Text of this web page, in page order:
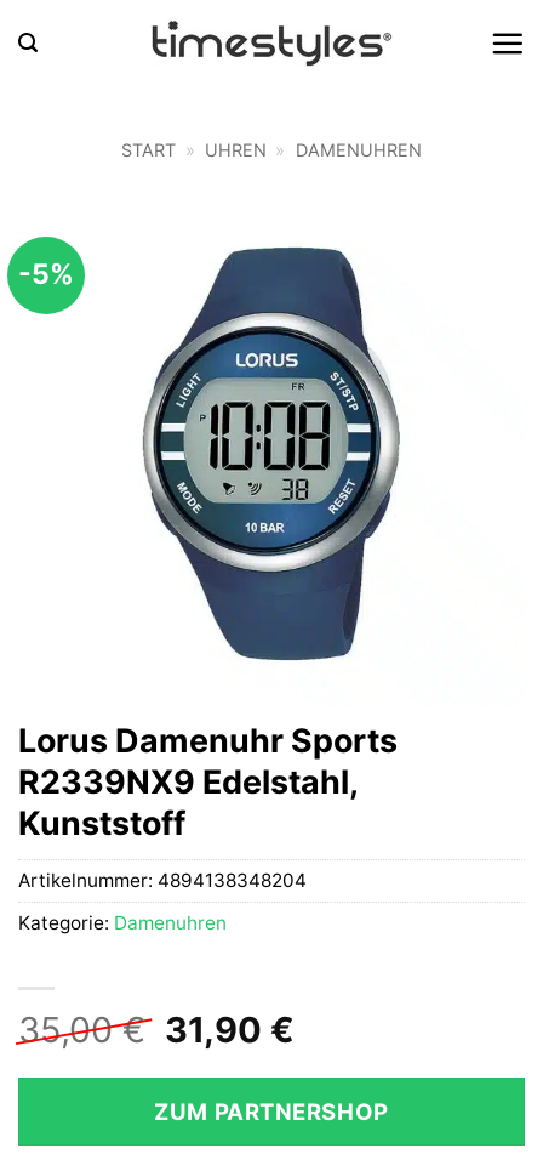
Inhalt
START » UHREN » DAMENUHREN
-5%
Lorus Damenuhr Sports
R2339NX9 Edelstahl,
Kunststoff
35,00€ Ursprünglicher
Preis
war:
35,00 €
31,90 €
ist:
31,90 €.
ZUM PARTNERSHOP
Artikelnummer: 4894138348204
Kategorie: Damenuhren